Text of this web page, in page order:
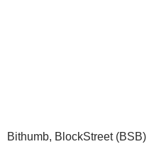
Bithumb, BlockStreet (BSB)